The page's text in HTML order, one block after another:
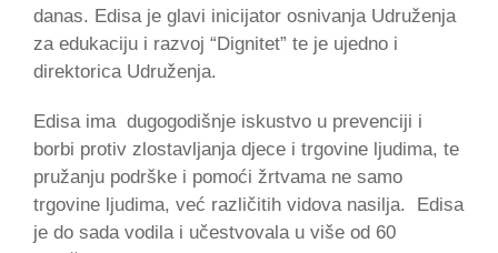
danas. Edisa je glavi inicijator osnivanja Udruženja
za edukaciju i razvoj “Dignitet” te je ujedno i
direktorica Udruženja.
Edisa ima dugogodišnje iskustvo u prevenciji i
borbi protiv zlostavljanja djece i trgovine ljudima, te
pružanju podrške i pomoći žrtvama ne samo
trgovine ljudima, već različitih vidova nasilja. Edisa
je do sada vodila i učestvovala u više od 60